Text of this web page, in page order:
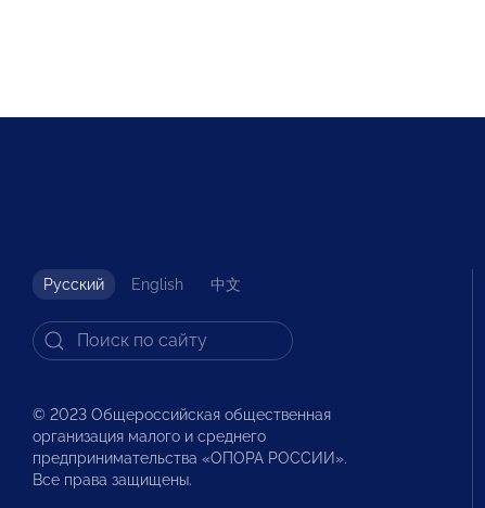
Русский English 中文
© 2023 Общероссийская общественная
организация малого и среднего
предпринимательства «ОПОРА РОССИИ».
Все права защищены.